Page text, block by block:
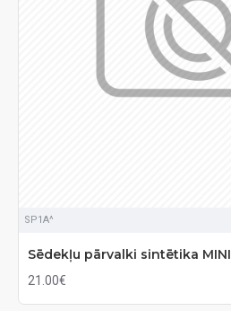
SP1A^
Sēdekļu pārvalki sintētika MINI
21.00€